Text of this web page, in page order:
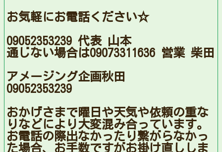
お気軽にお電話ください☆
09052353239 代表 山本
通じない場合は09073311636 営業 柴田
アメージング企画秋田
09052353239
おかげさまで曜日や天気や依頼の重な
りなどにより大変混み合っています。
お電話の際出なかったり繋がらなかっ
た場合、お手数ですがお掛け直ししま